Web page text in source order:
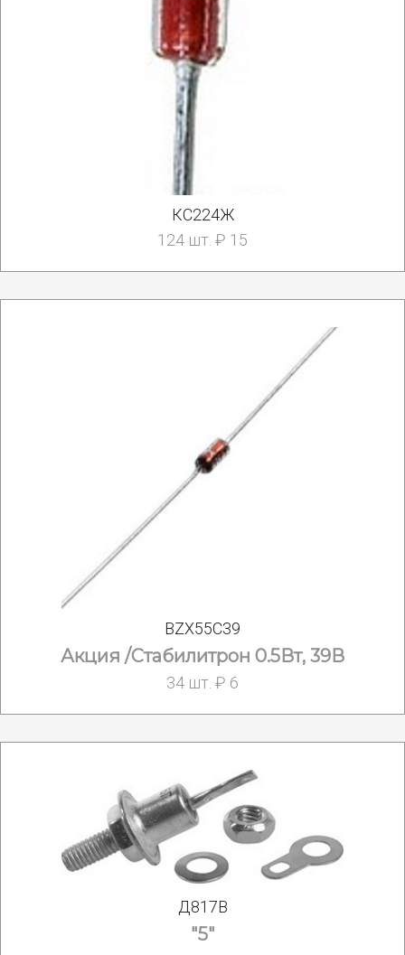
КС224Ж
124 шт. ₽ 15
BZX55C39
Акция /Стабилитрон 0.5Вт, 39В
34 шт. ₽ 6
Д817В
"5"